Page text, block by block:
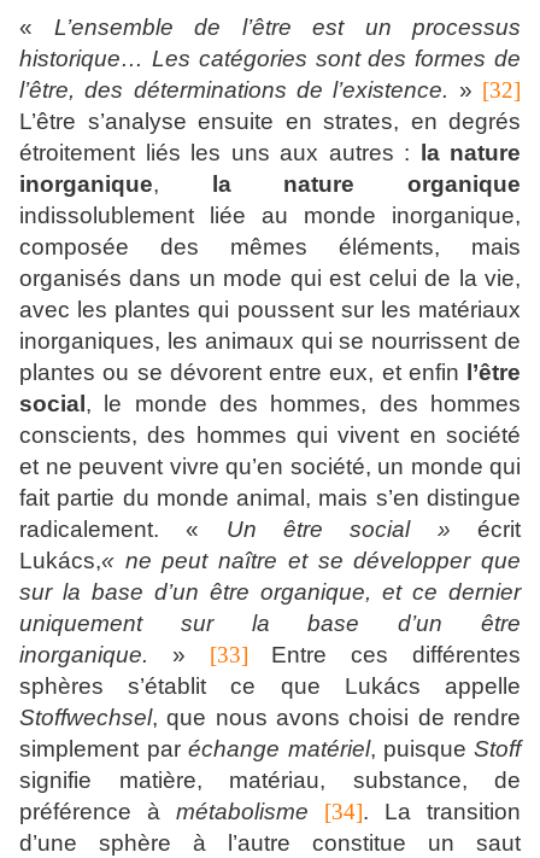
« L’ensemble de l’être est un processus
historique… Les catégories sont des formes de
l’être, des déterminations de l’existence. » [32]
L’être s’analyse ensuite en strates, en degrés
étroitement liés les uns aux autres : la nature
inorganique, la nature organique
indissolublement liée au monde inorganique,
composée des mêmes éléments, mais
organisés dans un mode qui est celui de la vie,
avec les plantes qui poussent sur les matériaux
inorganiques, les animaux qui se nourrissent de
plantes ou se dévorent entre eux, et enfin l’être
social, le monde des hommes, des hommes
conscients, des hommes qui vivent en société
et ne peuvent vivre qu’en société, un monde qui
fait partie du monde animal, mais s’en distingue
radicalement. « Un être social » écrit
Lukács,« ne peut naître et se développer que
sur la base d’un être organique, et ce dernier
uniquement sur la base d’un être
inorganique. » [33] Entre ces différentes
sphères s’établit ce que Lukács appelle
Stoffwechsel, que nous avons choisi de rendre
simplement paréchange matériel, puisque Stoff
signifie matière, matériau, substance, de
préférence à métabolisme [34]. La transition
d’une sphère à l’autre constitue un saut